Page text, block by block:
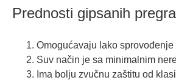
Prednosti gipsanih
Omogućavaju lako
Suv način je sa minimalnim
Ima bolju zvučnu zaštitu od